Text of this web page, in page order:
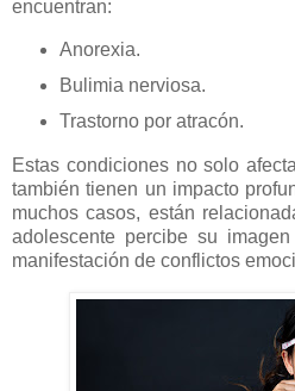
encuentran:
Anorexia.
Bulimia nerviosa.
Trastorno por atracón.
Estas condiciones no solo
también tienen un impacto
muchos casos, están
adolescente percibe su
manifestación de conflictos